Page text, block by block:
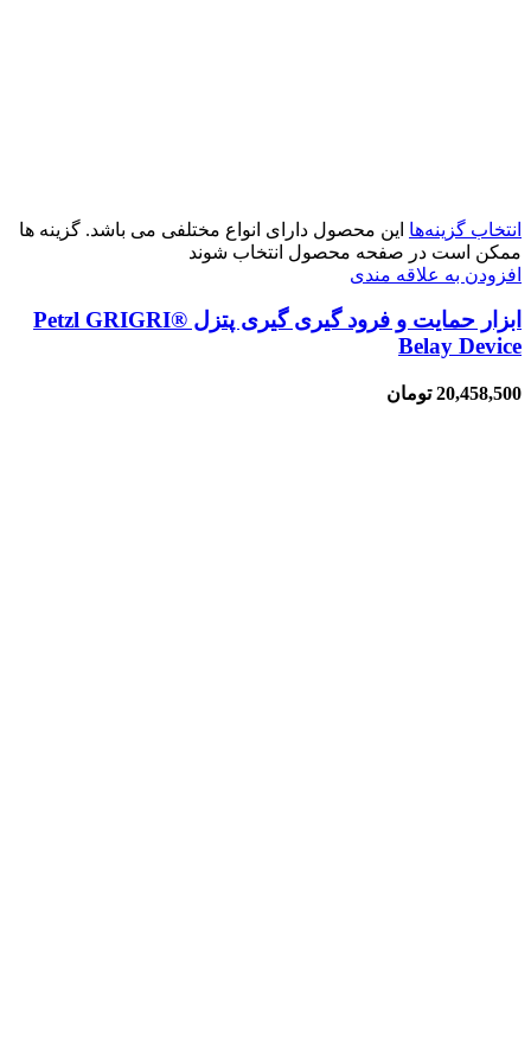
انتخاب گزینه‌ها این محصول دارای انواع مختلفی می باشد. گزینه ها
ممکن است در صفحه محصول انتخاب شوند
افزودن به علاقه مندی
ابزار حمایت و فرود گیری گیری پتزل Petzl GRIGRI®
Belay Device
20,458,500 تومان